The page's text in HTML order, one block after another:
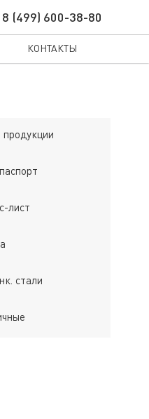
8 (499) 600-38-80
КОНТАКТЫ
продукции
лист
стали